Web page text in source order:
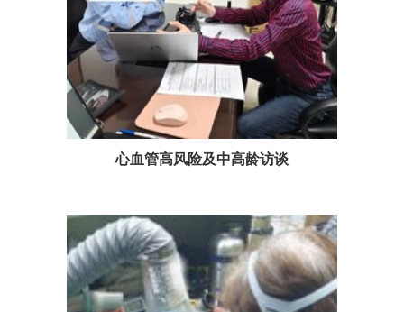
心血管高风险及中高龄访谈